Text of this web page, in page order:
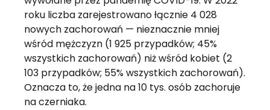
roku liczba zarejestrowano łącznie 4 028
nowych zachorowań — nieznacznie mniej
wśród mężczyzn (1 925 przypadków; 45%
wszystkich zachorowań) niż wśród kobiet (2
103 przypadków; 55% wszystkich zachorowań).
Oznacza to, że jedna na 10 tys. osób zachoruje
na czerniaka.